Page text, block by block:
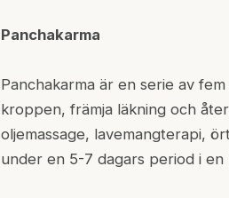
Panchakarma
Panchakarma är en serie av
kroppen, främja läkning och
oljemassage, lavemangterapi,
under en 5-7 dagars period i en